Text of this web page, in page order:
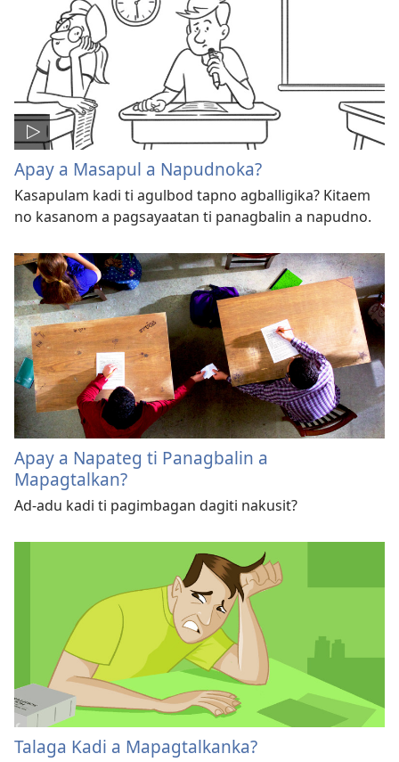
Apay a Masapul a Napudnoka?
Kasapulam kadi ti agulbod tapno agballigika? Kitaem
no kasanom a pagsayaatan ti panagbalin a napudno.
Apay a Napateg ti Panagbalin a
Mapagtalkan?
Ad-adu kadi ti pagimbagan dagiti nakusit?
Talaga Kadi a Mapagtalkanka?